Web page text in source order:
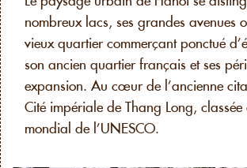
nombreux lacs, ses grandes avenues
vieux quartier commerçant ponctué
son ancien quartier français et ses
expansion. Au cœur de l’ancienne
Cité impériale de Thang Long,
mondial de l’UNESCO.